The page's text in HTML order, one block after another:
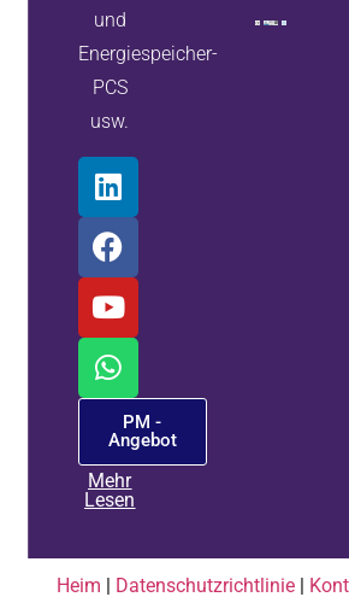
und
Energiespeicher-
PCS
usw.
PM -
Angebot
Mehr
Lesen
Heim | Datenschutzrichtlinie|